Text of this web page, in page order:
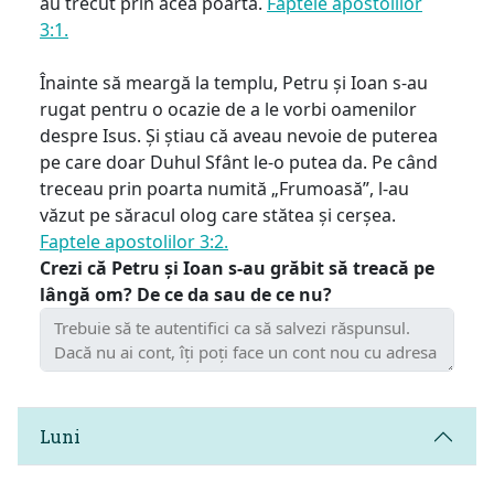
3:1.
Înainte să meargă la templu, Petru și Ioan s-au
rugat pentru o ocazie de a le vorbi oamenilor
despre Isus. Și știau că aveau nevoie de puterea
pe care doar Duhul Sfânt le-o putea da. Pe când
treceau prin poarta numită „Frumoasă”, l-au
văzut pe săracul olog care stătea și cerșea.
Faptele apostolilor 3:2.
Crezi că Petru și Ioan s-au grăbit să treacă pe
lângă om? De ce da sau de ce nu?
Luni